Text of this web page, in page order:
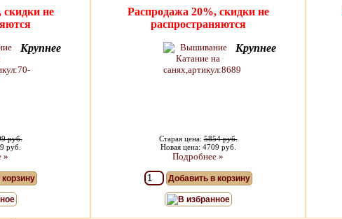
не
Крупнее
руб.
руб.
»
Распродажа 20%, скидки не
распространяются
Крупнее
Старая цена:5854 руб.
Новая цена: 4709 руб.
Подробнее »
Добавить в корзину
В избранное